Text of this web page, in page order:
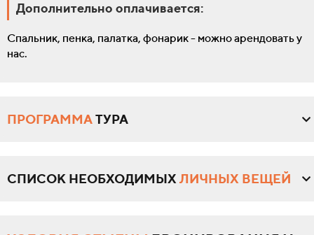
Дополнительно оплачивается:
Спальник, пенка, палатка, фонарик - можно арендовать у
нас.
ПРОГРАММАТУРА
СПИСОК НЕОБХОДИМЫХЛИЧНЫХ ВЕЩЕЙ